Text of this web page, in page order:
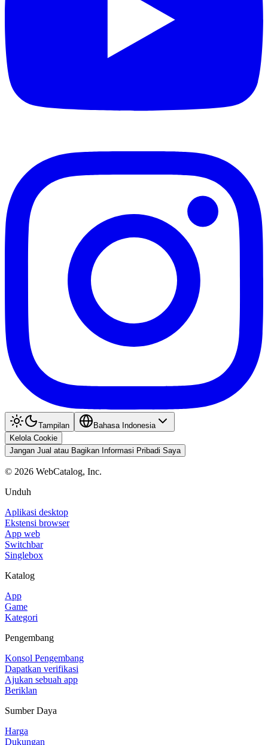
Tampilan
Bahasa Indonesia
Kelola Cookie
Jangan Jual atau Bagikan Informasi Pribadi Saya
© 2026 WebCatalog, Inc.
Unduh
Aplikasi desktop
Ekstensi browser
App web
Switchbar
Singlebox
Katalog
App
Game
Kategori
Pengembang
Konsol Pengembang
Dapatkan verifikasi
Ajukan sebuah app
Beriklan
Sumber Daya
Harga
Dukungan